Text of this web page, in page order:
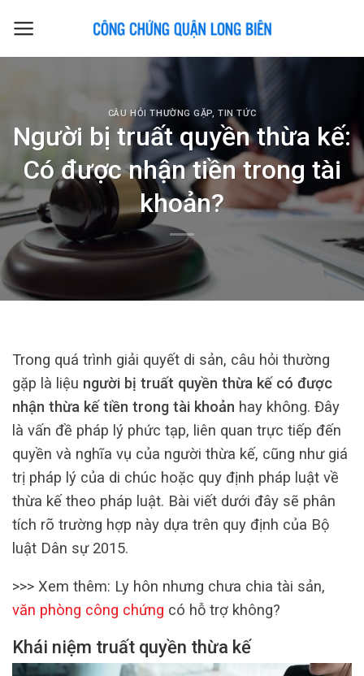
CÂU HỎI THƯỜNG GẶP,TIN TỨC
Người bị truất quyền thừa kế:
Có được nhận tiền trong tài
khoản?
Trong quá trình giải quyết di sản, câu hỏi thường
gặp là liệu người bị truất quyền thừa kế có được
nhận thừa kế tiền trong tài khoản hay không. Đây
là vấn đề pháp lý phức tạp, liên quan trực tiếp đến
quyền và nghĩa vụ của người thừa kế, cũng như giá
trị pháp lý của di chúc hoặc quy định pháp luật về
thừa kế theo pháp luật. Bài viết dưới đây sẽ phân
tích rõ trường hợp này dựa trên quy định của Bộ
luật Dân sự 2015.
>>> Xem thêm: Ly hôn nhưng chưa chia tài sản,
văn phòng công chứng có hỗ trợ không?
Khái niệm truất quyền thừa kế